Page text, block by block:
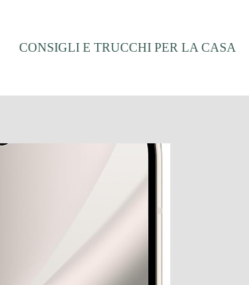
CONSIGLI E TRUCCHI PER LA CASA